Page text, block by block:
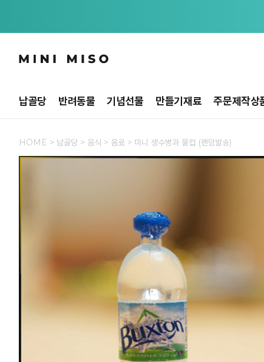
납골당 반려동물 기념선물 만들기재료 주문제작상
HOME > 납골당 > 음식 > 음료 > 미니 생수병과 물컵 (랜덤발송)